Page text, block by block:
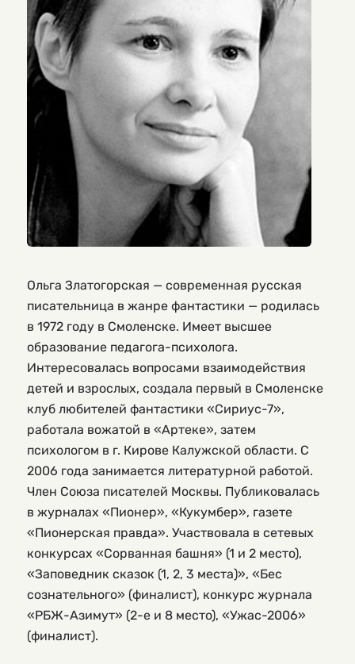
Ольга Златогорская — современная русская
писательница в жанре фантастики — родилась
в 1972 году в Смоленске. Имеет высшее
образование педагога-психолога.
Интересовалась вопросами взаимодействия
детей и взрослых, создала первый в Смоленске
клуб любителей фантастики «Сириус-7»,
работала вожатой в «Артеке», затем
психологом в г. Кирове Калужской области. С
2006 года занимается литературной работой.
Член Союза писателей Москвы. Публиковалась
в журналах «Пионер», «Кукумбер», газете
«Пионерская правда». Участвовала в сетевых
конкурсах «Сорванная башня» (1 и 2 место),
«Заповедник сказок (1, 2, 3 места)», «Бес
сознательного» (финалист), конкурс журнала
«РБЖ-Азимут» (2-е и 8 место), «Ужас-2006»
(финалист).